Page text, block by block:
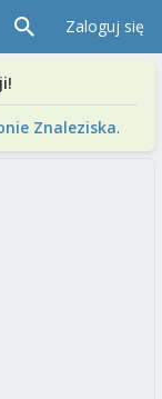
Zaloguj się
Znaleziska.